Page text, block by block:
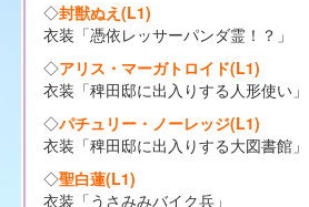
◇封獣ぬえ(L1)
衣装「憑依レッサーパンダ霊！？」
◇アリス・マーガトロイド(L1)
衣装「稗田邸に出入りする人形使い」
◇パチュリー・ノーレッジ(L1)
衣装「稗田邸に出入りする大図書館」
◇聖白蓮(L1)
衣装「うさみみバイク兵」